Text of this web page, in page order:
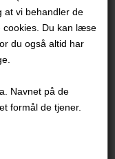
at vi behandler de
cookies. Du kan læse
du også altid har
Navnet på de
formål de tjener.